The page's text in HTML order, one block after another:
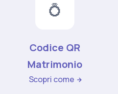
💍
Codice QR
Matrimonio
Scopri come